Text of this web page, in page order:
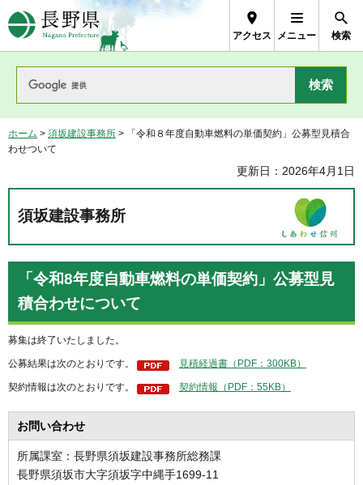
長野県Nagano Prefecture
アクセス メニュー 検索
ホーム > 須坂建設事務所 > 「令和８年度自動車燃料の単価契約」公募型見積合
わせついて
更新日：2026年4月1日
須坂建設事務所
「令和8年度自動車燃料の単価契約」公募型見
積合わせについて
募集は終了いたしました。
公募結果は次のとおりです。 見積経過書（PDF：300KB）
契約情報は次のとおりです。 契約情報（PDF：55KB）
お問い合わせ
所属課室：長野県須坂建設事務所総務課
長野県須坂市大字須坂字中縄手1699-11